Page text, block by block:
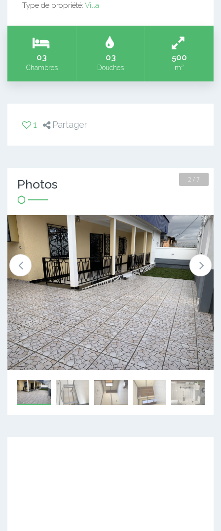
Type de propriété: Villa
03
Chambres
03
Douches
500
m²
1 Partager
Photos 2 / 7